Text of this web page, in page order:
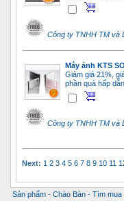
Công ty TNHH TM và
Máy ảnh KTS
Giảm giá 21%,
phần quà hấp dẫn
Công ty TNHH TM và
Next: 1 2 3 4 5 6 7 8 9 10 11
Sản phẩm - Chào Bán - Tìm mua